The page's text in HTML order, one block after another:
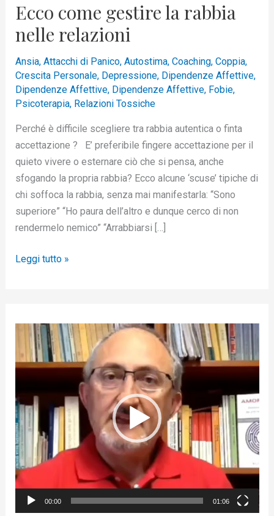
Ecco come gestire la rabbia
nelle relazioni
Ansia, Attacchi di Panico, Autostima, Coaching, Coppia,
Crescita Personale, Depressione, Dipendenze Affettive,
Dipendenze Affettive, Dipendenze Affettive, Fobie,
Psicoterapia, Relazioni Tossiche
Perché è difficile scegliere tra rabbia autentica o finta
accettazione ? E’ preferibile fingere accettazione per il
quieto vivere o esternare ciò che si pensa, anche
sfogando la propria rabbia? Ecco alcune ‘scuse’ tipiche di
chi soffoca la rabbia, senza mai manifestarla: “Sono
superiore” “Ho paura dell’altro e dunque cerco di non
rendermelo nemico” “Arrabbiarsi […]
Leggi tutto »
d
o
P
l
a
y
00:00 01:06